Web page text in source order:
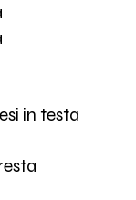
in testa